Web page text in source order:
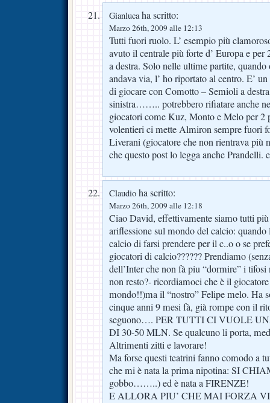
Gianlucaha scritto:
Marzo 26th, 2009 alle 12:13
Tutti fuori ruolo. L’ esempio più
avuto il centrale più forte d’ Europa e per
a destra. Solo nelle ultime partite,
andava via, l’ ho riportato al centro. E’
di giocare con Comotto – Semioli a
sinistra…….. potrebbero rifiatare anche
giocatori come Kuz, Monto e Melo per
volentieri ci mette Almiron sempre fuori
Liverani (giocatore che non rientrava
che questo post lo legga anche
Claudio ha scritto:
Marzo 26th, 2009 alle 12:18
Ciao David, effettivamente siamo tutti
ariflessione sul mondo del calcio:
calcio di farsi prendere per il c..o o se
giocatori di calcio?????? Prendiamo
dell’Inter che non fà piu “dormire” i tifosi
non resto?- ricordiamoci che è il
mondo!!)ma il “nostro” Felipe melo. Ha
cinque anni 9 mesi fà, già rompe con il
seguono…. PER TUTTI CI VUOLE
DI 30-50 MLN. Se qualcuno li porta,
Altrimenti zitti e lavorare!
Ma forse questi teatrini fanno comodo a
che mi è nata la prima nipotina: SI
gobbo……..) ed è nata a FIRENZE!
E ALLORA PIU’ CHE MAI FORZA